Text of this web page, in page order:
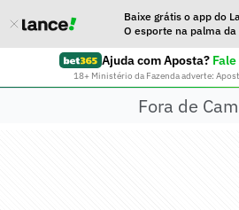
Baixe grátis o app do
O esporte na palma da
Ajuda com Aposta?
18+ Ministério da Fazenda adverte:
Fora de